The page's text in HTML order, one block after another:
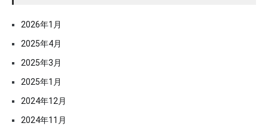
2026年1月
2025年4月
2025年3月
2025年1月
2024年12月
2024年11月